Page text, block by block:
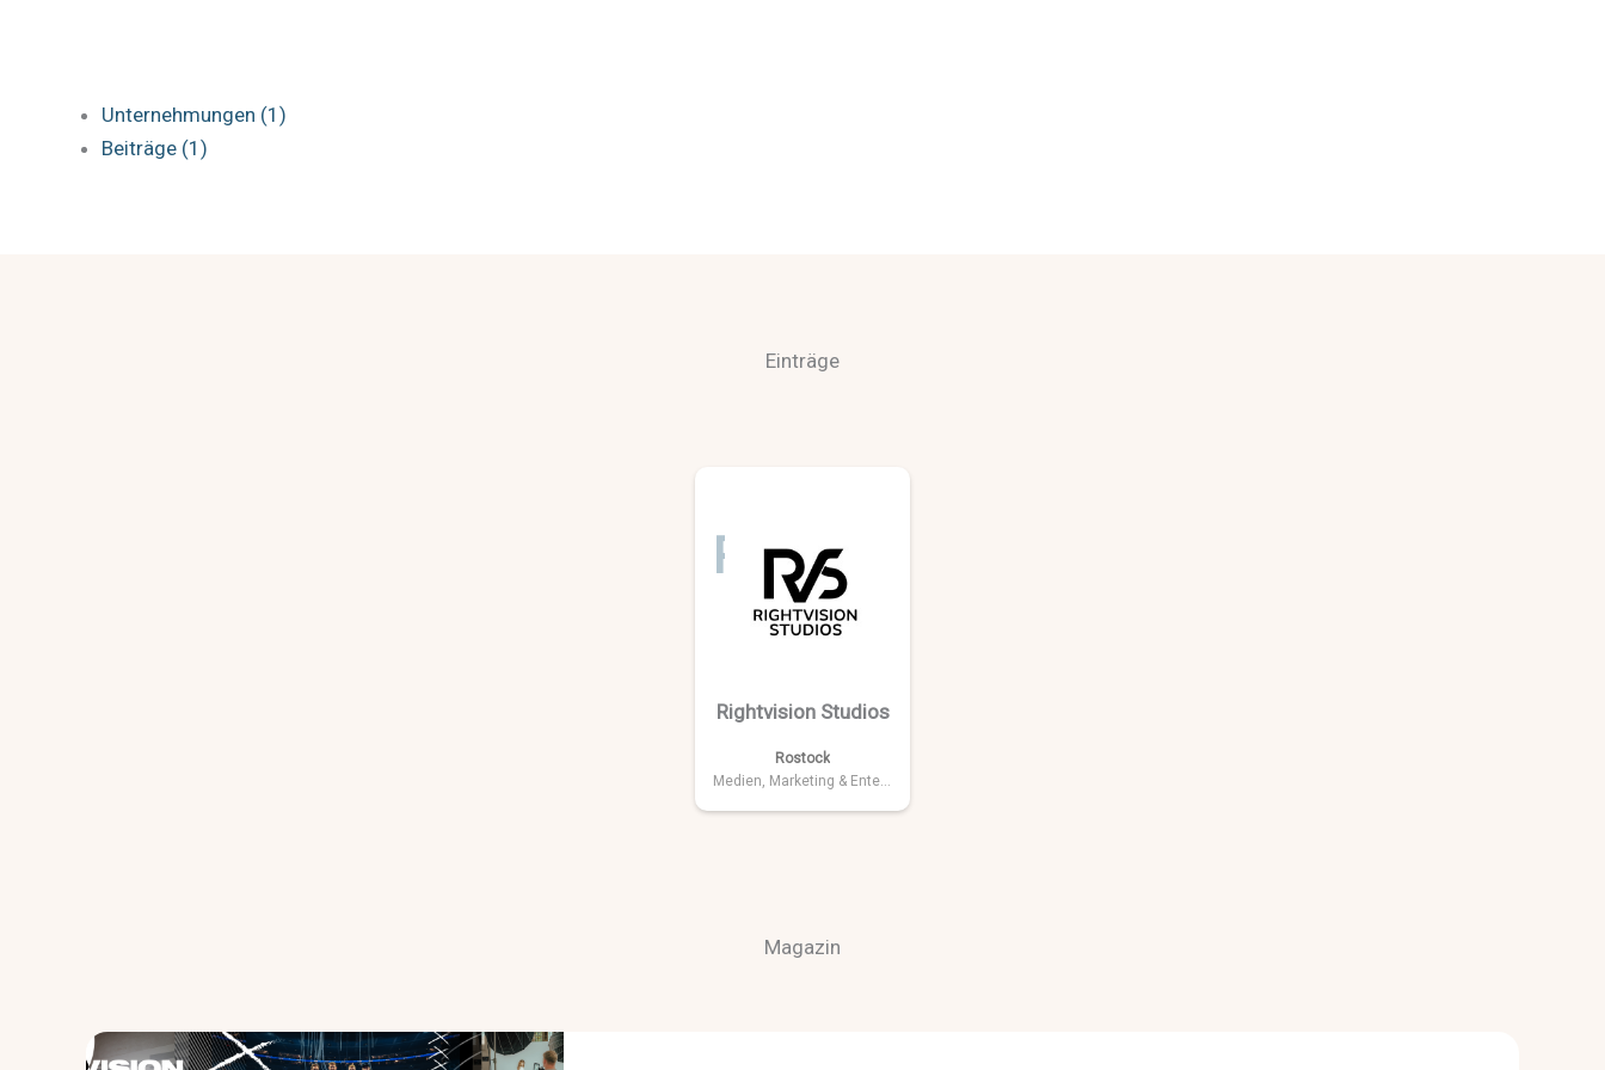
Unternehmungen (1)
Beiträge (1)
Einträge
R
Rightvision Studios
Rostock
Medien, Marketing & Entertainment
Magazin